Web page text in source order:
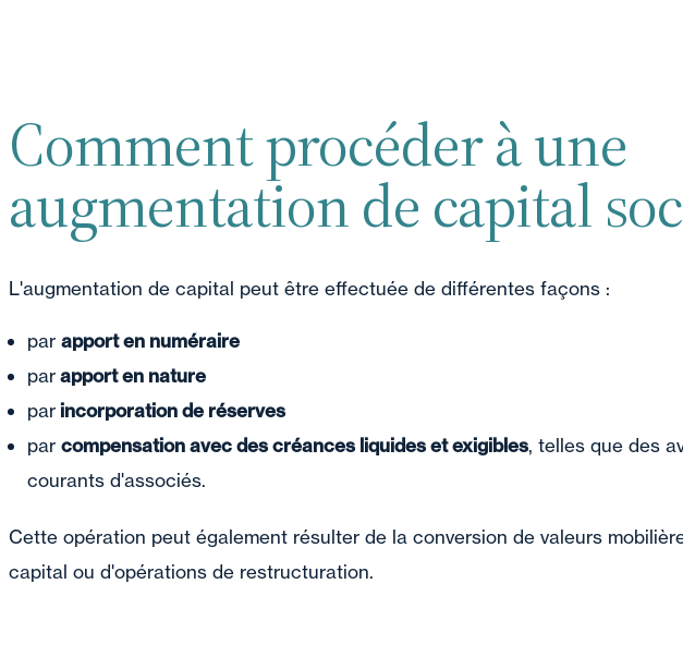
Comment procéder à une
augmentation de capital
L'augmentation de capital peut être effectuée de différentes façons :
par apport en numéraire
parapport en nature
par incorporation de réserves
par compensation avec des créances liquides et exigibles, telles que des
courants d'associés.
Cette opération peut également résulter de la conversion de valeurs
capital ou d'opérations de restructuration.